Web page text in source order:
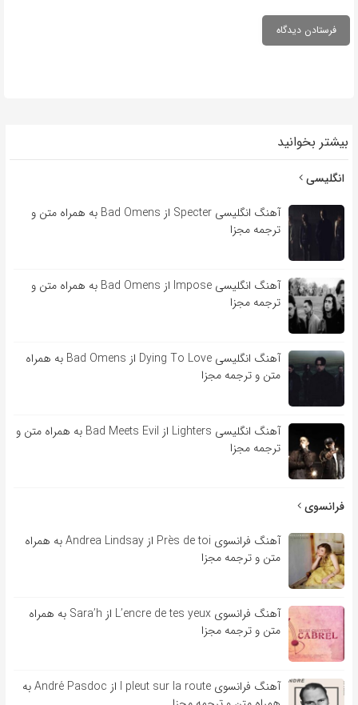
بیشتر بخوانید
انگلیسی
آهنگ انگلیسی Specter از Bad Omens به همراه متن و
ترجمه مجزا
آهنگ انگلیسی Impose از Bad Omens به همراه متن و
ترجمه مجزا
آهنگ انگلیسی Dying To Love از Bad Omens به همراه
متن و ترجمه مجزا
آهنگ انگلیسی Lighters از Bad Meets Evil به همراه متن و
ترجمه مجزا
فرانسوی
آهنگ فرانسوی Près de toi از Andrea Lindsay به همراه
متن و ترجمه مجزا
آهنگ فرانسوی L’encre de tes yeux از Sara’h به همراه
متن و ترجمه مجزا
آهنگ فرانسوی l pleut sur la route از André Pasdoc به